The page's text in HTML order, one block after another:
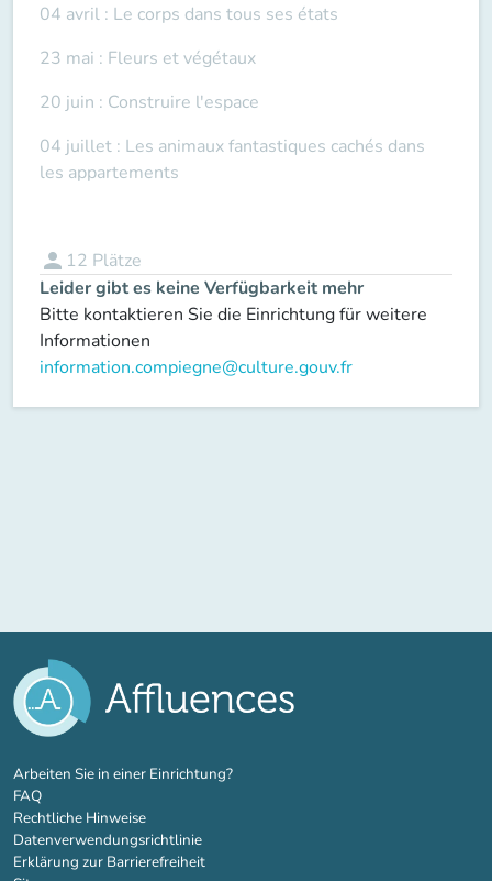
04 avril : Le corps dans tous ses états
23 mai : Fleurs et végétaux
20 juin : Construire l'espace
04 juillet : Les animaux fantastiques cachés dans
les appartements
person 12 Plätze
Leider gibt es keine Verfügbarkeit mehr
Bitte kontaktieren Sie die Einrichtung für weitere
Informationen
information.compiegne@culture.gouv.fr
Arbeiten Sie in einer Einrichtung?(new tab)
FAQ
Rechtliche Hinweise
Datenverwendungsrichtlinie
Erklärung zur Barrierefreiheit